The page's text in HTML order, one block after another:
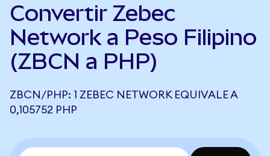
Convertir Zebec
Network a Peso Filipino
(ZBCN a PHP)
ZBCN/PHP: 1 ZEBEC NETWORK EQUIVALE A
0,105752 PHP